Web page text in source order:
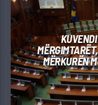
MËRKURËN